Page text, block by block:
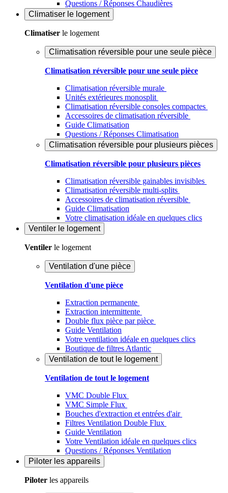
Questions / Réponses Chaudières
Climatiser le logement
Climatiser le logement
Climatisation réversible pour une seule pièce
Climatisation réversible pour une seule pièce
Climatisation réversible murale
Unités extérieures monosplit
Climatisation réversible consoles compactes
Accessoires de climatisation réversible
Guide Climatisation
Questions / Réponses Climatisation
Climatisation réversible pour plusieurs pièces
Climatisation réversible pour plusieurs pièces
Climatisation réversible gainables invisibles
Climatisation réversible multi-splits
Accessoires de climatisation réversible
Guide Climatisation
Votre climatisation idéale en quelques clics
Ventiler le logement
Ventiler le logement
Ventilation d'une pièce
Ventilation d'une pièce
Extraction permanente
Extraction intermittente
Double flux pièce par pièce
Guide Ventilation
Votre ventilation idéale en quelques clics
Boutique de filtres Atlantic
Ventilation de tout le logement
Ventilation de tout le logement
VMC Double Flux
VMC Simple Flux
Bouches d'extraction et entrées d'air
Filtres Ventilation Double Flux
Guide Ventilation
Votre Ventilation idéale en quelques clics
Questions / Réponses Ventilation
Piloter les appareils
Piloter les appareils